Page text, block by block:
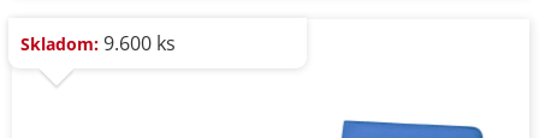
Skladom: 9.600 ks